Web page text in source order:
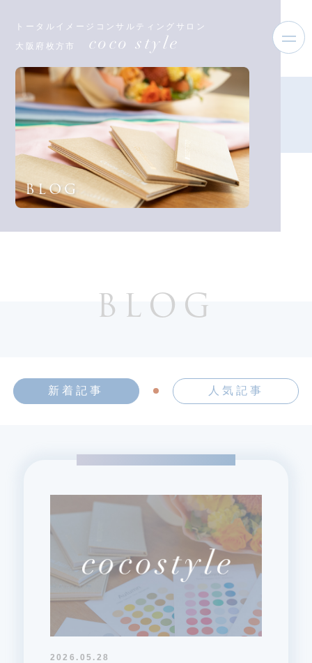
トータルイメージコンサルティングサロン
大阪府枚方市
coco style
BLOG
BLOG
新着記事 人気記事
2026.05.28